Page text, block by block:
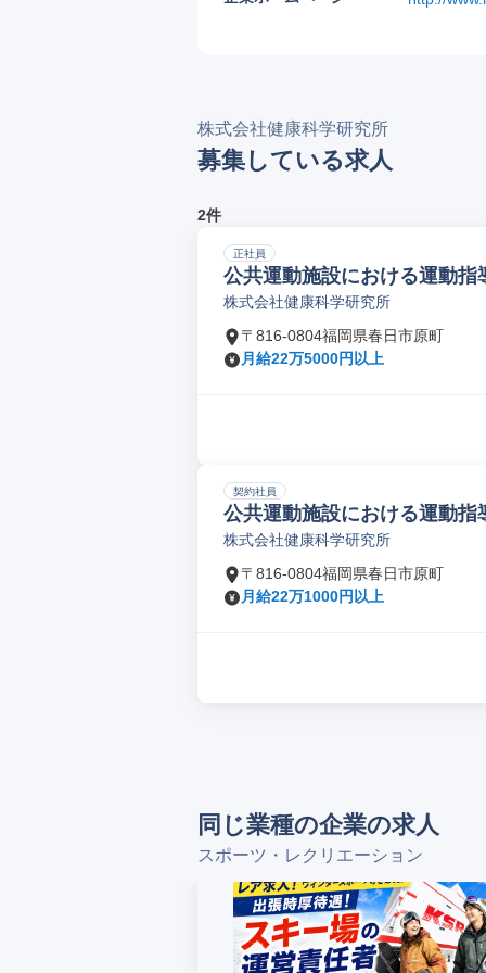
株式会社健康科学研究所
募集している求人
2件
正社員
公共運動施設における運動指
株式会社健康科学研究所
〒816-0804福岡県春日市原町
月給22万5000円以上
契約社員
公共運動施設における運動指
株式会社健康科学研究所
〒816-0804福岡県春日市原町
月給22万1000円以上
同じ業種の企業の求人
スポーツ・レクリエーション